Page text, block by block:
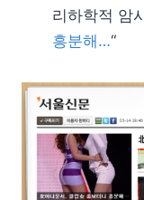
리하학적 암
흥분해…“